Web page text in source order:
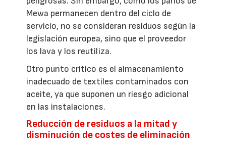
Mewa permanecen dentro del ciclo de
servicio, no se consideran residuos según la
legislación europea, sino que el proveedor
los lava y los reutiliza.
Otro punto crítico es el almacenamiento
inadecuado de textiles contaminados con
aceite, ya que suponen un riesgo adicional
en las instalaciones.
Reducción de residuos a la mitad y
disminución de costes de eliminación